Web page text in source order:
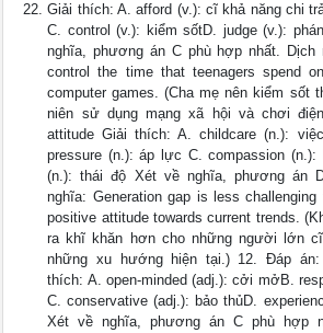
Giải thích: A. afford (v.): cĩ khả năng chi
C. control (v.): kiểm sốtD. judge (v.):
nghĩa, phương án C phù hợp nhất. Dịch
control the time that teenagers spend
computer games. (Cha mẹ nên kiểm sốt
niên sử dụng mạng xã hội và chơi
attitude Giải thích: A. childcare (n.):
pressure (n.): áp lực C. compassion
(n.): thái độ Xét về nghĩa, phương án
nghĩa: Generation gap is less
positive attitude towards current trends.
ra khĩ khăn hơn cho những người lớn
những xu hướng hiện tại.) 12. Đáp án:
thích: A. open-minded (adj.): cởi mởB.
C. conservative (adj.): bảo thủD.
Xét về nghĩa, phương án C phù hợp